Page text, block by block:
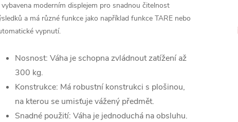
vybavena moderním displejem pro snadnou čitelnost
a má různé funkce jako například funkce TARE nebo
vypnutí.
Nosnost: Váha je schopna zvládnout zatížení až
300 kg.
Konstrukce: Má robustní konstrukci s plošinou,
na kterou se umisťuje vážený předmět.
Snadné použití: Váha je jednoduchá na obsluhu.